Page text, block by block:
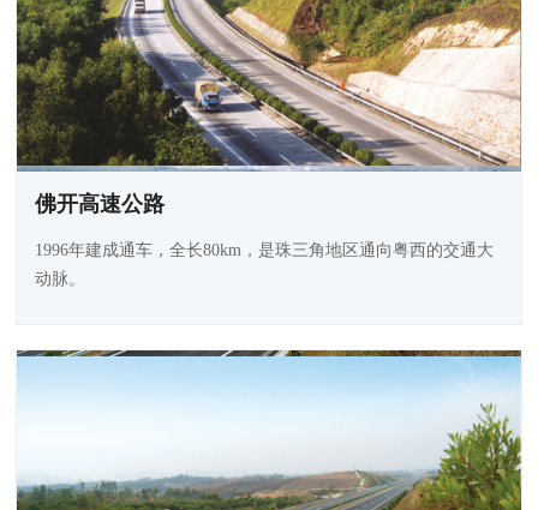
佛开高速公路
1996年建成通车，全长80km，是珠三角地区通向粤西的交通大
动脉。